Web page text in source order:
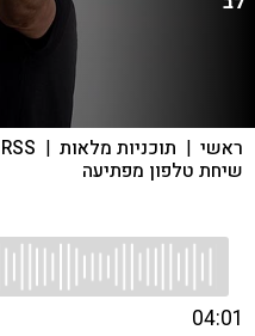
ראשי | תוכניות מלאות |
RSS
שיחת טלפון מפתיעה
04:01